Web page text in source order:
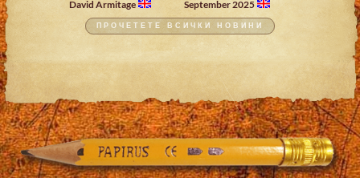
David Armitage September 2025
ПРОЧЕТЕТЕ ВСИЧКИ НОВИНИ